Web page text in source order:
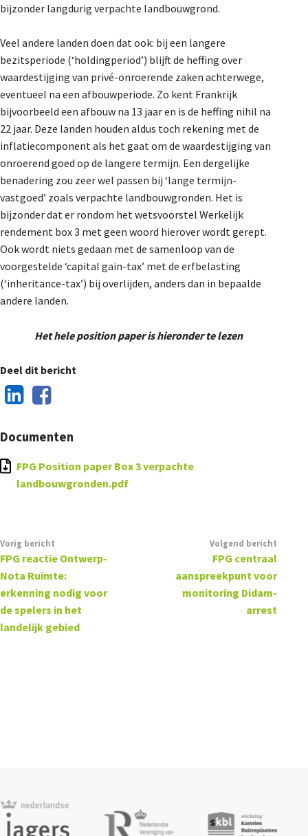
bijzonder langdurig verpachte landbouwgrond.
Veel andere landen doen dat ook: bij een langere
bezitsperiode (‘holdingperiod’) blijft de heffing over
waardestijging van privé-onroerende zaken achterwege,
eventueel na een afbouwperiode. Zo kent Frankrijk
bijvoorbeeld een afbouw na 13 jaar en is de heffing nihil na
22 jaar. Deze landen houden aldus toch rekening met de
inflatiecomponent als het gaat om de waardestijging van
onroerend goed op de langere termijn. Een dergelijke
benadering zou zeer wel passen bij ‘lange termijn-
vastgoed’ zoals verpachte landbouwgronden. Het is
bijzonder dat er rondom het wetsvoorstel Werkelijk
rendement box 3 met geen woord hierover wordt gerept.
Ook wordt niets gedaan met de samenloop van de
voorgestelde ‘capital gain-tax’ met de erfbelasting
(‘inheritance-tax’) bij overlijden, anders dan in bepaalde
andere landen.
Het hele position paper is hieronder te lezen
Deel dit bericht
Documenten
FPG Position paper Box 3 verpachte
landbouwgronden.pdf
Vorig bericht
FPG reactie Ontwerp-
Nota Ruimte:
erkenning nodig voor
de spelers in het
landelijk gebied
Volgend bericht
FPG centraal
aanspreekpunt voor
monitoring Didam-
arrest